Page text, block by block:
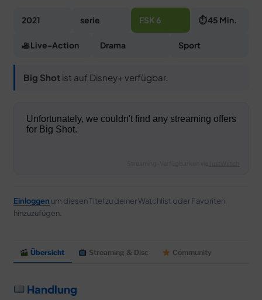
2021 serie FSK 6 ⏱ 45 Min.
Live-Action Drama Sport
Big Shotist auf Disney+ verfügbar.
Einloggen um diesen Titel zu deiner Watchlist oder Favoriten
hinzuzufügen.
Übersicht Streaming & Disc Community
Handlung